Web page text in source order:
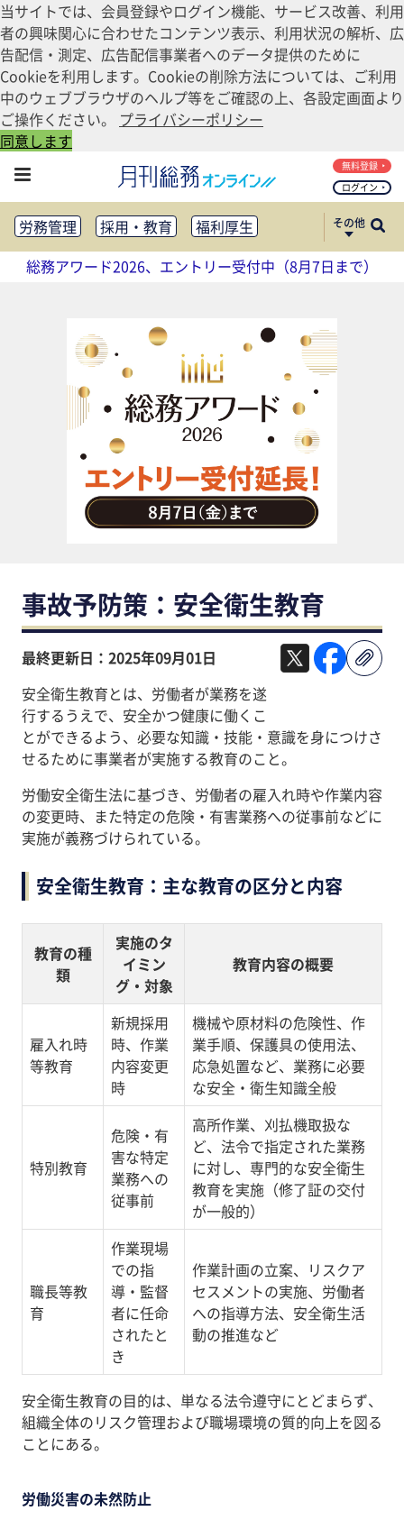
当サイトでは、会員登録やログイン機能、サービス改善、利用
者の興味関心に合わせたコンテンツ表示、利用状況の解析、広
告配信・測定、広告配信事業者へのデータ提供のために
Cookieを利用します。Cookieの削除方法については、ご利用
中のウェブブラウザのヘルプ等をご確認の上、各設定画面より
ご操作ください。 プライバシーポリシー
同意します
ログイン
無料登録
労務管理 採用・教育
福利厚生
健康経営
働き方改革
法務・コンプライアンス
社外・社内広報
社外・社内コミュニケーション活性化
FM・オフィス移転
CSR・SDGs
テクノロジー活用・DX
助成金・補助金・コスト削減
アウトソーシング・BPO
調査・レポート
その他
総務アワード2026、エントリー受付中（8月7日まで）
事故予防策：安全衛生教育
最終更新日：2025年09月01日
安全衛生教育とは、労働者が業務を遂
行するうえで、安全かつ健康に働くこ
とができるよう、必要な知識・技能・意識を身につけさ
せるために事業者が実施する教育のこと。
労働安全衛生法に基づき、労働者の雇入れ時や作業内容
の変更時、また特定の危険・有害業務への従事前などに
実施が義務づけられている。
安全衛生教育：主な教育の区分と内容
教育の種
類
実施のタ
イミン
グ・対象
教育内容の概要
雇入れ時
等教育
新規採用
時、作業
内容変更
時
機械や原材料の危険性、作
業手順、保護具の使用法、
応急処置など、業務に必要
な安全・衛生知識全般
特別教育
危険・有
害な特定
業務への
従事前
高所作業、刈払機取扱な
ど、法令で指定された業務
に対し、専門的な安全衛生
教育を実施（修了証の交付
が一般的）
職長等教
育
作業現場
での指
導・監督
者に任命
されたと
き
作業計画の立案、リスクア
セスメントの実施、労働者
への指導方法、安全衛生活
動の推進など
安全衛生教育の目的は、単なる法令遵守にとどまらず、
組織全体のリスク管理および職場環境の質的向上を図る
ことにある。
労働災害の未然防止